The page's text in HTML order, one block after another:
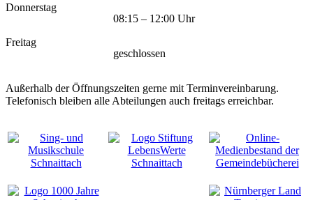
Donnerstag
08:15 – 12:00 Uhr
Freitag
geschlossen
Außerhalb der Öffnungszeiten gerne mit Terminvereinbarung.
Telefonisch bleiben alle Abteilungen auch freitags erreichbar.